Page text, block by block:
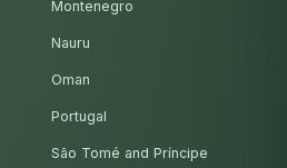
Montenegro
Nauru
Oman
Portugal
São Tomé and Príncipe